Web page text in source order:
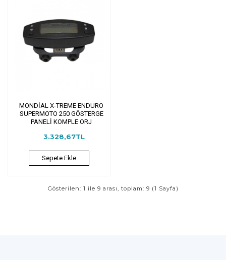
MONDİAL X-TREME ENDURO
SUPERMOTO 250 GÖSTERGE
PANELİ KOMPLE ORJ
3.328,67TL
Sepete Ekle
Gösterilen: 1 ile 9 arası, toplam: 9 (1 Sayfa)